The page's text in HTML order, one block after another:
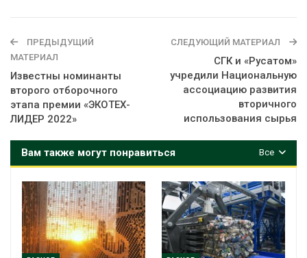
ПРЕДЫДУЩИЙ
МАТЕРИАЛ
Известны номинанты
второго отборочного
этапа премии «ЭКОТЕХ-
ЛИДЕР 2022»
СЛЕДУЮЩИЙ МАТЕРИАЛ
СГК и «Русатом»
учредили Национальную
ассоциацию развития
вторичного
использования сырья
Все
Вам также могут понравиться